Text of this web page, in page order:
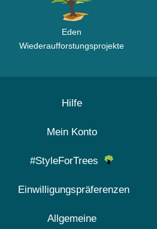
Eden
Wiederaufforstungsprojekte
Hilfe
Mein Konto
#StyleForTrees
Einwilligungspräferenzen
Allgemeine